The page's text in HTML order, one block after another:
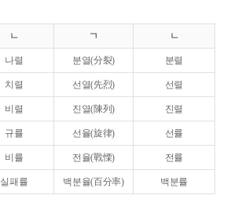
ㄴ ㄱ ㄴ
나렬 분열(分裂) 분렬
치렬 선열(先烈) 선렬
비렬 진열(陳列) 진렬
규률 선율(旋律) 선률
비률 전율(戰慄) 전률
실패률 백분율(百分率) 백분률